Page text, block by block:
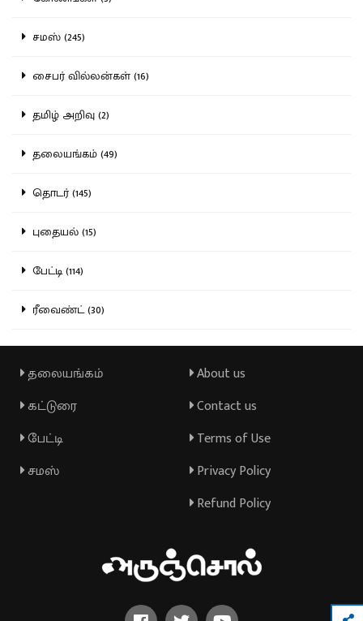
சமஸ் (245)
சைபர் வில்லன்கள் (16)
தமிழ் அறிவு (2)
தலையங்கம் (49)
தொடர் (145)
புதையல் (15)
பேட்டி (114)
ரீவைண்ட் (30)
தலையங்கம்
கட்டுரை
பேட்டி
சமஸ்
About us
Contact us
Terms of Use
Privacy Policy
Refund Policy